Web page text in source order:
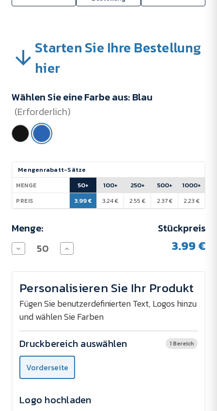
Starten Sie Ihre Bestellung
hier
Wählen Sie eine Farbe aus: Blau
(Erforderlich)
Aktueller
Lagerbestand:
Mengenrabatt-Sätze
MENGE
PREIS
50+
3.99 €
100+
3.24 €
250+
2.55 €
500+
2.37 €
1000+
2.23 €
Menge:
Menge
von
RECONOTE
Tampondruck
verringern
Menge
von
RECONOTE
Tampondruck
erhöhen
Stückpreis
3.99 €
Personalisieren Sie Ihr Produkt
Fügen Sie benutzerdefinierten Text, Logos hinzu
und wählen Sie Farben
Druckbereich auswählen 1 Bereich
Vorderseite
Logo hochladen